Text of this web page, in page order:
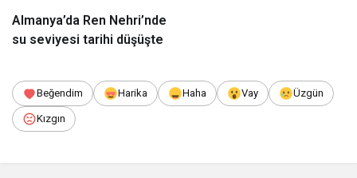
Almanya’da Ren Nehri’nde
su seviyesi tarihi düşüşte
Beğendim Harika Haha Vay Üzgün
Kızgın